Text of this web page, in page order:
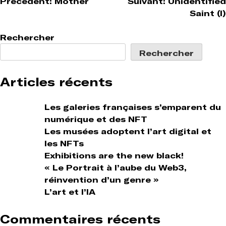
Navigation
l’article
Saint (I)
Rechercher
Rechercher
Articles récents
Les galeries françaises s’emparent du
numérique et des NFT
Les musées adoptent l’art digital et
les NFTs
Exhibitions are the new black!
« Le Portrait à l’aube du Web3,
réinvention d’un genre »
L’art et l’IA
Commentaires récents